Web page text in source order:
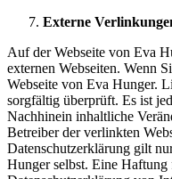
Externe
Auf der Webseite von Eva
externen Webseiten. Wenn
Webseite von Eva Hunger.
sorgfältig überprüft. Es ist
Nachhinein inhaltliche
Betreiber der verlinkten
Datenschutzerklärung gilt
Hunger selbst. Eine